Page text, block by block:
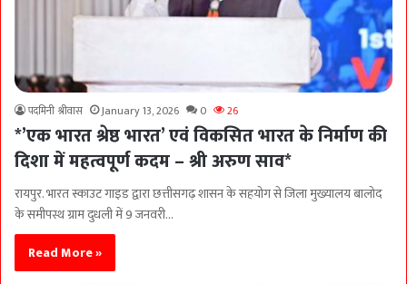
पदमिनी श्रीवास January 13, 2026 0 26
*’एक भारत श्रेष्ठ भारत’ एवं विकसित भारत के निर्माण की
दिशा में महत्वपूर्ण कदम – श्री अरुण साव*
रायपुर. भारत स्काउट गाइड द्वारा छत्तीसगढ़ शासन के सहयोग से जिला मुख्यालय बालोद
के समीपस्थ ग्राम दुधली में 9 जनवरी…
Read More »